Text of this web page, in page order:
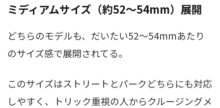
ミディアムサイズ（約52～54mm）展開
どちらのモデルも、だいたい52〜54mmあたり
のサイズ感で展開されてる。
このサイズはストリートとパークどちらにも対応
しやすく、トリック重視の人からクルージングメ